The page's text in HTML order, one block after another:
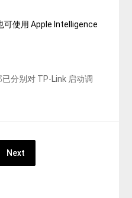
可使用 Apple Intelligence
分别对 TP-Link 启动调
Next